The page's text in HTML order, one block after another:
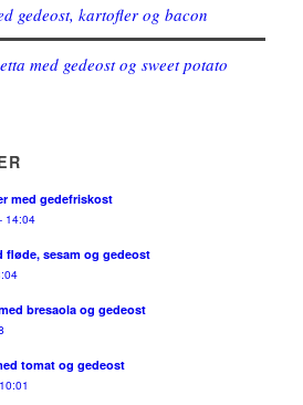
gedeost, kartofler og bacon
med gedeost og sweet potato
med gedefriskost
14:04
sesam og gedeost
bresaola og gedeost
tomat og gedeost